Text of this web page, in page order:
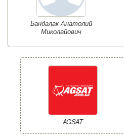
Бандалак Анатолий
Миколайович
AGSAT